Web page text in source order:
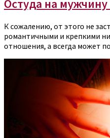
Остуда на
К сожалению, от этого не
романтичными и крепкими
отношения, а всегда может